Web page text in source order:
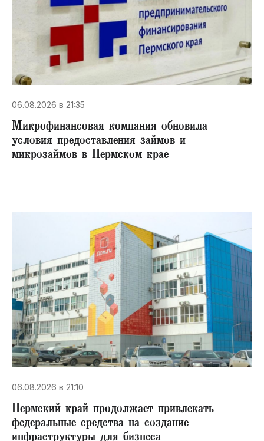
06.08.2026 в 21:35
Микрофинансовая компания обновила
условия предоставления займов и
микрозаймов в Пермском крае
06.08.2026 в 21:10
Пермский край продолжает привлекать
федеральные средства на создание